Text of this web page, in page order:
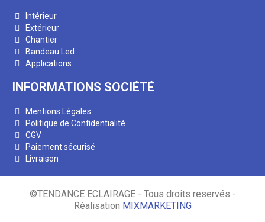
Intérieur
Extérieur
Chantier
Bandeau Led
Applications
INFORMATIONS SOCIÉTÉ
Mentions Légales
Politique de Confidentialité
CGV
Paiement sécurisé
Livraison
©TENDANCE ECLAIRAGE - Tous droits reservés -
Réalisation MIXMARKETING